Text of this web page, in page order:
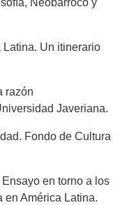
Neobarroco y
Latina. Un itinerario
razón
Javeriana.
Fondo de Cultura
en torno a los
en América Latina.